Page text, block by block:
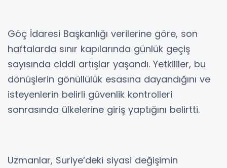
Göç İdaresi Başkanlığı verilerine göre, son
haftalarda sınır kapılarında günlük geçiş
sayısında ciddi artışlar yaşandı. Yetkililer, bu
dönüşlerin gönüllülük esasına dayandığını ve
isteyenlerin belirli güvenlik kontrolleri
sonrasında ülkelerine giriş yaptığını belirtti.
Uzmanlar, Suriye’deki siyasi değişimin